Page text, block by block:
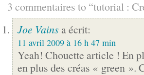
3 commentaires to “tutorial :
Joe Vains a écrit:
11 avril 2009 à 16 h 47 min
Yeah! Chouette article ! En
en plus des créas « green ».